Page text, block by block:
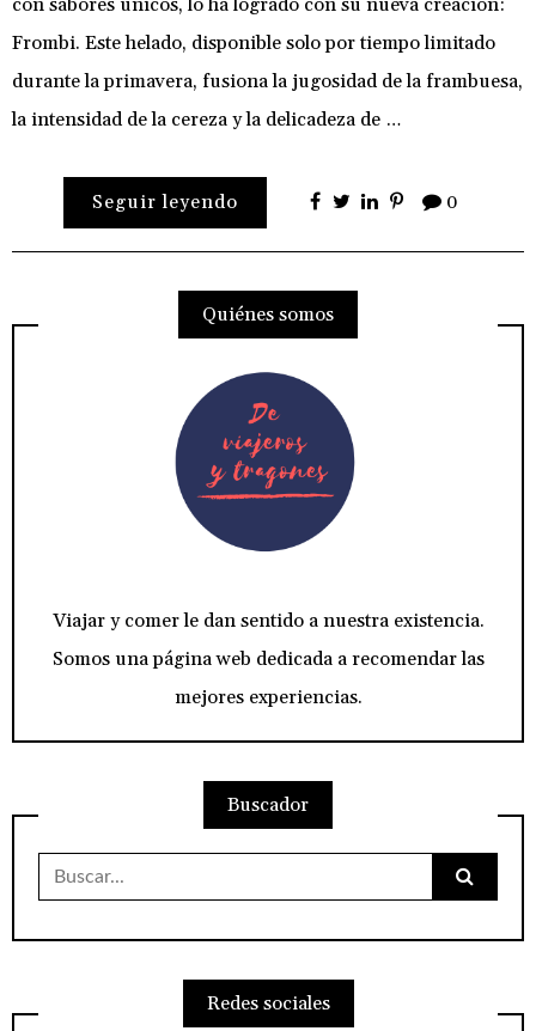
con sabores únicos, lo ha logrado con su nueva creación:
Frombi. Este helado, disponible solo por tiempo limitado
durante la primavera, fusiona la jugosidad de la frambuesa,
la intensidad de la cereza y la delicadeza de …
Seguir leyendo 0
Quiénes somos
Viajar y comer le dan sentido a nuestra existencia.
Somos una página web dedicada a recomendar las
mejores experiencias.
Buscador
Redes sociales